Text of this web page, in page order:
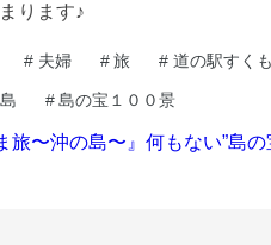
ります♪
# 夫婦 # 旅 # 道の駅すくも
# 島の宝１００景